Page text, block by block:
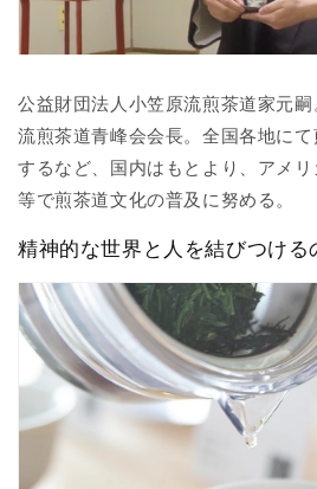
公益財団法人小笠原流煎茶道家元
流煎茶道青峰会会長。全国各地に
するなど、国内はもとより、アメ
等で煎茶道文化の普及に努める。
精神的な世界と人を結びつける